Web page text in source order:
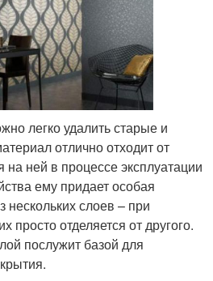
легко удалить старые и
отлично отходит от
на ней в процессе эксплуатации
ему придает особая
нескольких слоев – при
просто отделяется от другого.
послужит базой для